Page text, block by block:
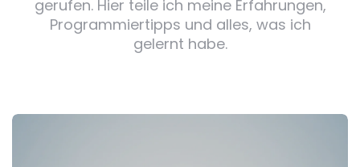
gerufen. Hier teile ich meine Erfahrungen,
Programmiertipps und alles, was ich
gelernt habe.
Post